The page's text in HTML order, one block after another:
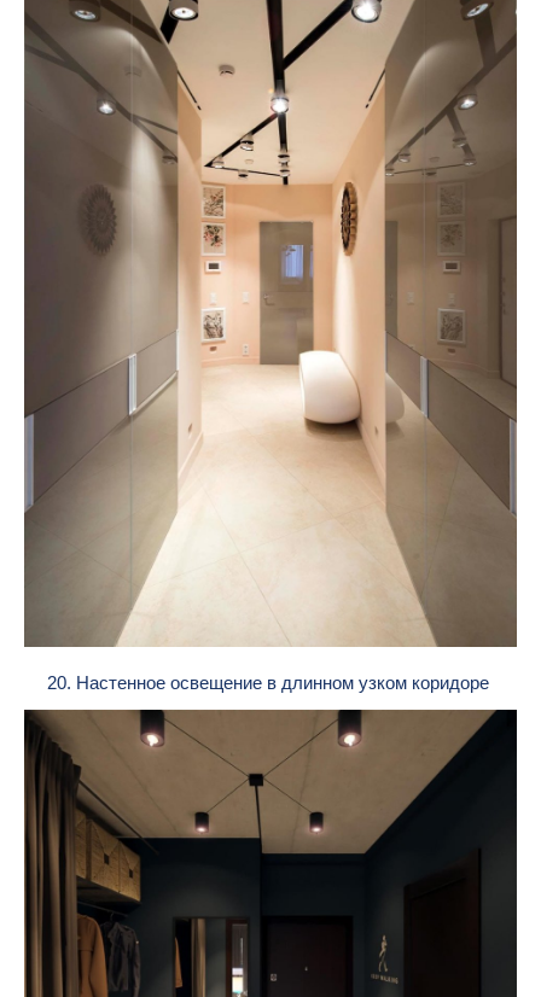
20. Настенное освещение в длинном узком коридоре